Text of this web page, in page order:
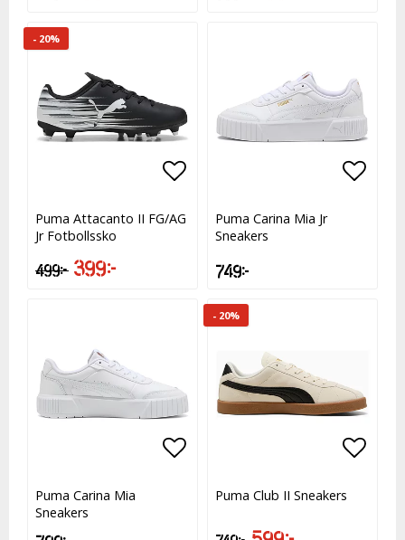
- 20%
Lägg till i favoritlistan
Lägg till i favoritlistan
Puma Attacanto II FG/AG
Jr Fotbollssko
499 kr 399 kr
Puma Carina Mia Jr
Sneakers
749 kr
Lägg till i favoritlistan
Lägg till i favoritlistan
Puma Carina Mia
Sneakers
- 20%
Puma Club II Sneakers